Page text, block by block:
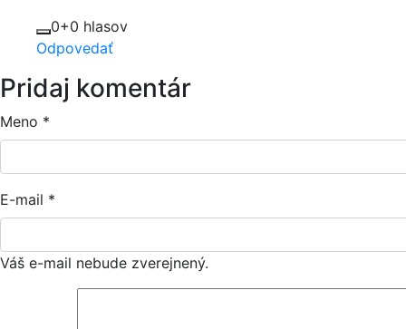
0+0 hlasov
Odpovedať
Pridaj komentár
Meno *
E-mail *
Váš e-mail nebude zverejnený.